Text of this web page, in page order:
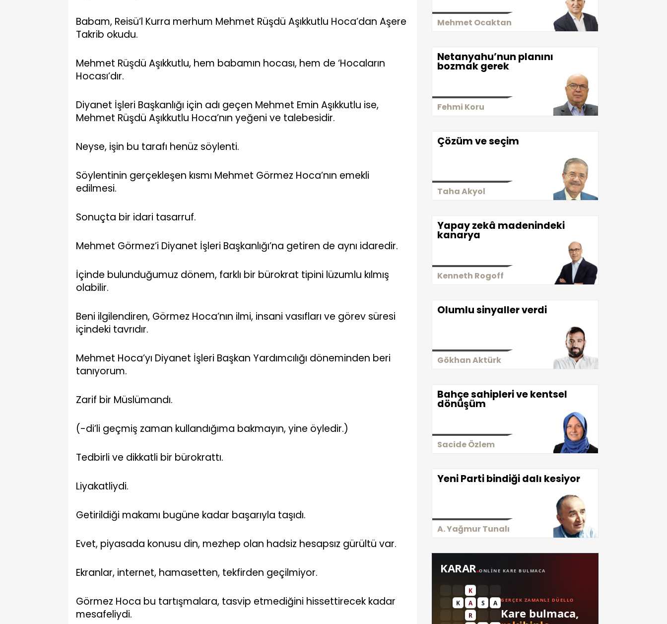
Babam, Reisü’l Kurra merhum Mehmet Rüşdü Aşıkkutlu Hoca’dan Aşere
Takrib okudu.
Mehmet Rüşdü Aşıkkutlu, hem babamın hocası, hem de ‘Hocaların
Hocası’dır.
Diyanet İşleri Başkanlığı için adı geçen Mehmet Emin Aşıkkutlu ise,
Mehmet Rüşdü Aşıkkutlu Hoca’nın yeğeni ve talebesidir.
Neyse, işin bu tarafı henüz söylenti.
Söylentinin gerçekleşen kısmı Mehmet Görmez Hoca’nın emekli
edilmesi.
Sonuçta bir idari tasarruf.
Mehmet Görmez’i Diyanet İşleri Başkanlığı’na getiren de aynı idaredir.
İçinde bulunduğumuz dönem, farklı bir bürokrat tipini lüzumlu kılmış
olabilir.
Beni ilgilendiren, Görmez Hoca’nın ilmi, insani vasıfları ve görev süresi
içindeki tavrıdır.
Mehmet Hoca’yı Diyanet İşleri Başkan Yardımcılığı döneminden beri
tanıyorum.
Zarif bir Müslümandı.
(-di’li geçmiş zaman kullandığıma bakmayın, yine öyledir.)
Tedbirli ve dikkatli bir bürokrattı.
Liyakatliydi.
Getirildiği makamı bugüne kadar başarıyla taşıdı.
Evet, piyasada konusu din, mezhep olan hadsiz hesapsız gürültü var.
Ekranlar, internet, hamasetten, tekfirden geçilmiyor.
Görmez Hoca bu tartışmalara, tasvip etmediğini hissettirecek kadar
mesafeliydi.
Mehmet Ocaktan
Netanyahu’nun planını
bozmak gerek
Fehmi Koru
Çözüm ve seçim
Taha Akyol
Yapay zekâ madenindeki
kanarya
Kenneth Rogoff
Olumlu sinyaller verdi
Gökhan Aktürk
Bahçe sahipleri ve kentsel
dönüşüm
Sacide Özlem
Yeni Parti bindiği dalı kesiyor
A. Yağmur Tunalı